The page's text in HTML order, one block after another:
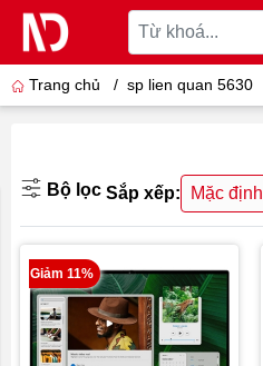
Trang chủ / sp lien quan 5630
Bộ lọc Sắp xếp: Mặc định
Giảm 11%